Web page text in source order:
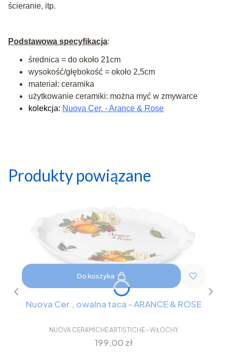
ścieranie, itp.
Podstawowa specyfikacja:
średnica = do około 21cm
wysokość/głębokość = około 2,5cm
materiał: ceramika
użytkowanie ceramiki: można myć w zmywarce
kolekcja: Nuova Cer. - Arance & Rose
Produkty powiązane
Do koszyka
Nuova Cer., owalna taca - ARANCE & ROSE
NUOVA CERAMICHE ARTISTICHE - WŁOCHY
Cena
199,00 zł